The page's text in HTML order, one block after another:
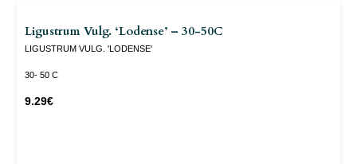
Ligustrum Vulg. ‘Lodense’ – 30-50C
LIGUSTRUM VULG. 'LODENSE'
30- 50 C
9.29€